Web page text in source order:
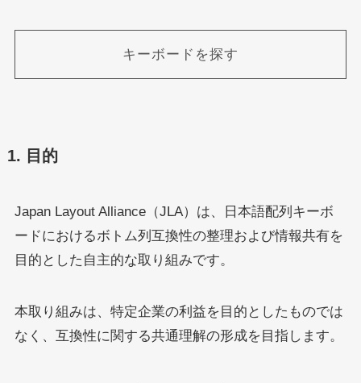
キーボードを探す
1. 目的
Japan Layout Alliance（JLA）は、日本語配列キーボ
ードにおけるボトム列互換性の整理および情報共有を
目的とした自主的な取り組みです。
本取り組みは、特定企業の利益を目的としたものでは
なく、互換性に関する共通理解の形成を目指します。